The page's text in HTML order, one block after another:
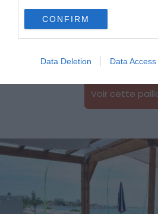
CONFIRM
Data Deletion Data Access
4. Le Cigalon
Voir cette